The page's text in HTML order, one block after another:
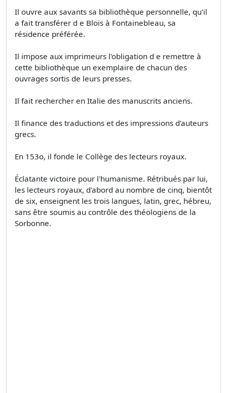
Il ouvre aux savants sa bibliothèque personnelle, qu'il
a fait transférer d e Blois à Fontainebleau, sa
résidence préférée.
Il impose aux imprimeurs l'obligation d e remettre à
cette bibliothèque un exemplaire de chacun des
ouvrages sortis de leurs presses.
Il fait rechercher en Italie des manuscrits anciens.
Il finance des traductions et des impressions d'auteurs
grecs.
En 153o, il fonde le Collège des lecteurs royaux.
Éclatante victoire pour l'humanisme. Rétribués par lui,
les lecteurs royaux, d'abord au nombre de cinq, bientôt
de six, enseignent les trois langues, latin, grec, hébreu,
sans être soumis au contrôle des théologiens de la
Sorbonne.